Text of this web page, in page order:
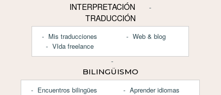
INTERPRETACIÓN
TRADUCCIÓN
Mis traducciones
VIda freelance
Web & blog
BILINGÜISMO
Encuentros bilingües
Aprender idiomas